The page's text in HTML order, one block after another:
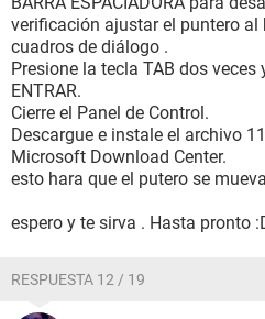
verificación ajustar el puntero al
cuadros de diálogo .
Presione la tecla TAB dos
ENTRAR.
Cierre el Panel de Control.
Descargue e instale el archivo
Microsoft Download Center.
esto hara que el putero se
espero y te sirva . Hasta pronto
RESPUESTA 12 / 19